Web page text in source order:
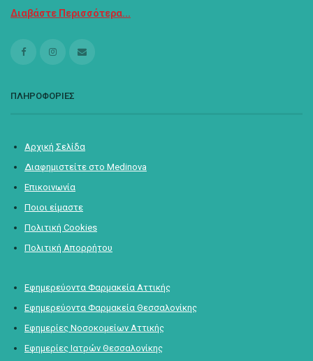
Διαβάστε Περισσότερα...
ΠΛΗΡΟΦΟΡΙΕΣ
Αρχική Σελίδα
Διαφημιστείτε στο Medinova
Επικοινωνία
Ποιοι είμαστε
Πολιτική Cookies
Πολιτική Απορρήτου
Εφημερεύοντα Φαρμακεία Αττικής
Εφημερεύοντα Φαρμακεία Θεσσαλονίκης
Εφημερίες Νοσοκομείων Αττικής
Εφημερίες Ιατρών Θεσσαλονίκης